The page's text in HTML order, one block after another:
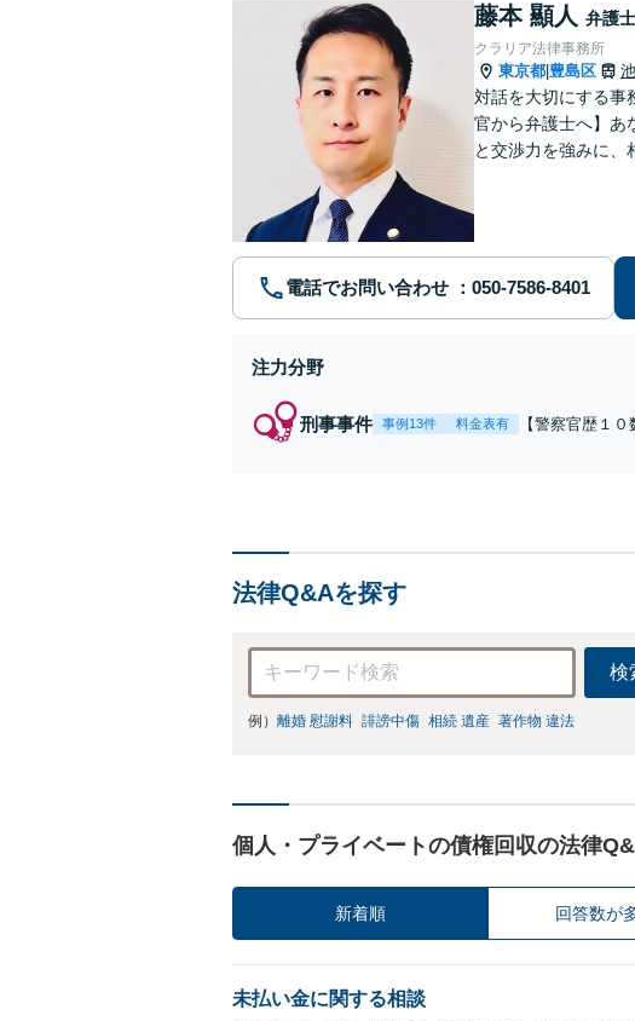
藤本 顯人 弁護士
クラリア法律事務所
東京都 豊島区
対話を大切にする事
官から弁護士へ】あ
と交渉力を強みに、
電話でお問い合わせ
注力分野
刑事事件 事例13件 料金表有
【警察官歴１
法律Q&Aを探す
検
例） 離婚 慰謝料 誹謗中傷 相続 遺産 著作物 違法
個人・プライベートの債権回収の法律
新着順 回答数が
未払い金に関する相談